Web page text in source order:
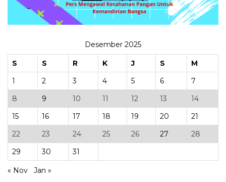
Desember 2025
S S R K J S
M
1
2 3 4 5 6
7
8
9 10 11 12 13
14
15
16 17 18 19 20
21
22
23 24 25 26 27
28
29
30 31
« Nov Jan »